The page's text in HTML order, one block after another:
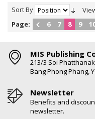
Sort By
Page:
6 7 8 9
MIS Publishing
213/3 Soi
Bang Phong Phang,
Newsletter
Benefits and
newsletter.